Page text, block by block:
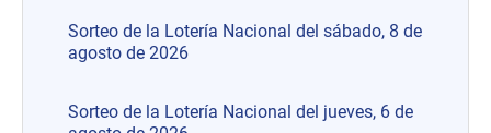
Sorteo de la Lotería Nacional del sábado, 8 de
agosto de 2026
Sorteo de la Lotería Nacional del jueves, 6 de